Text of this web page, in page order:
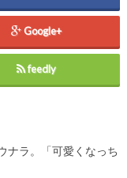
Google+
feedly
ナラ。「可愛くなっち